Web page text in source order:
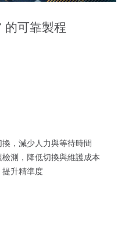
的可靠製程
，減少人力與等待時間
測，降低切換與維護成本
升精準度